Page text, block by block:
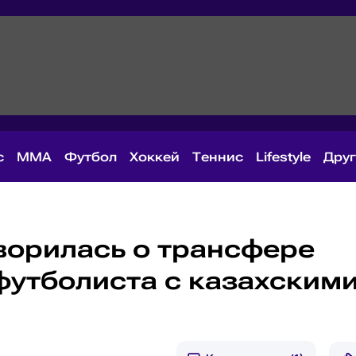
MMA Футбол Хоккей Теннис Lifestyle
о трансфере
с